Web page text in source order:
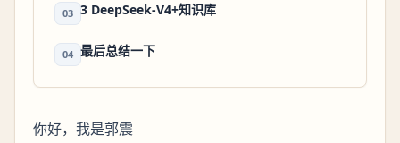
03 3 DeepSeek-V4+知识库
04 最后总结一下
你好，我是郭震